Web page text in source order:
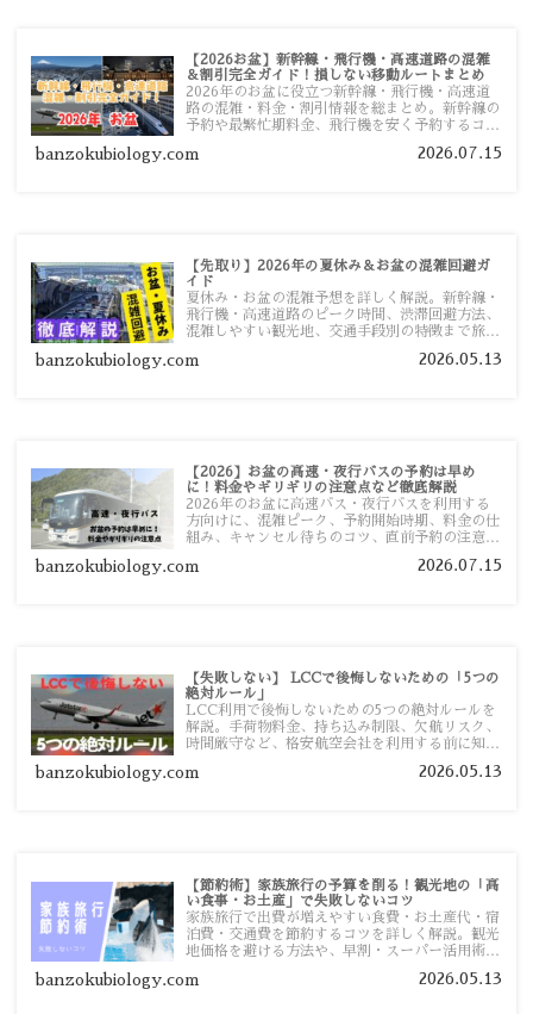
【2026お盆】新幹線・飛行機・高速道路の混雑
＆割引完全ガイド！損しない移動ルートまとめ
2026年のお盆に役立つ新幹線・飛行機・高速道
路の混雑・料金・割引情報を総まとめ。新幹線の
予約や最繁忙期料金、飛行機を安く予約するコ
い移動方法を分かりやすく解説します。
banzokubiology.com 2026.07.15
【先取り】2026年の夏休み＆お盆の混雑回避ガ
イド
夏休み・お盆の混雑予想を詳しく解説。新幹線・
飛行機・高速道路のピーク時間、渋滞回避方法、
混雑しやすい観光地、交通手段別の特徴まで旅行
banzokubiology.com 2026.05.13
【2026】お盆の高速・夜行バスの予約は早め
に！料金やギリギリの注意点など徹底解説
2026年のお盆に高速バス・夜行バスを利用する
方向けに、混雑ピーク、予約開始時期、料金の仕
組み、キャンセル待ちのコツ、直前予約の注意点
banzokubiology.com 2026.07.15
【失敗しない】 LCCで後悔しないための「5つの
絶対ルール」
LCC利用で後悔しないための5つの絶対ルールを
解説。手荷物料金、持ち込み制限、欠航リスク、
時間厳守など、格安航空会社を利用する前に知っ
す。
banzokubiology.com 2026.05.13
【節約術】家族旅行の予算を削る！観光地の「高
い食事・お土産」で失敗しないコツ
家族旅行で出費が増えやすい食費・お土産代・宿
泊費・交通費を節約するコツを詳しく解説。観光
地価格を避ける方法や、早割・スーパー活用術、
banzokubiology.com 2026.05.13